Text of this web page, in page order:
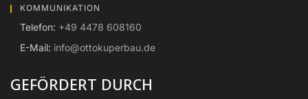
KOMMUNIKATION
Telefon: +49 4478 608160
E-Mail: info@ottokuperbau.de
GEFÖRDERT DURCH